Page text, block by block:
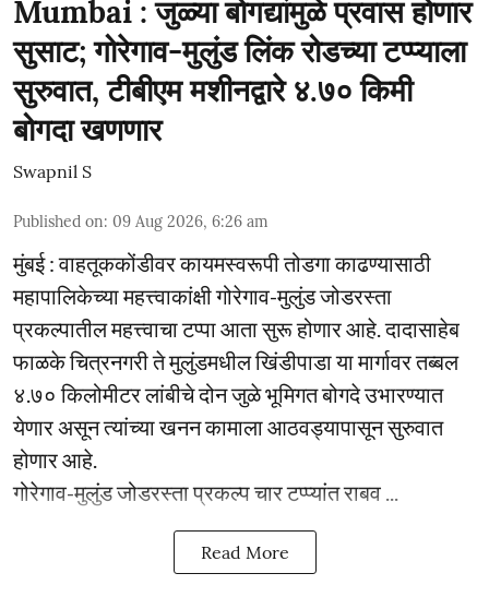
Mumbai : जुळ्या बोगद्यांमुळे प्रवास होणार
सुसाट; गोरेगाव-मुलुंड लिंक रोडच्या टप्प्याला
सुरुवात, टीबीएम मशीनद्वारे ४.७० किमी
बोगदा खणणार
Swapnil S
Published on: 09 Aug 2026, 6:26 am
मुंबई : वाहतूककोंडीवर कायमस्वरूपी तोडगा काढण्यासाठी
महापालिकेच्या महत्त्वाकांक्षी गोरेगाव-मुलुंड जोडरस्ता
प्रकल्पातील महत्त्वाचा टप्पा आता सुरू होणार आहे. दादासाहेब
फाळके चित्रनगरी ते मुलुंडमधील खिंडीपाडा या मार्गावर तब्बल
४.७० किलोमीटर लांबीचे दोन जुळे भूमिगत बोगदे उभारण्यात
येणार असून त्यांच्या खनन कामाला आठवड्यापासून सुरुवात
होणार आहे.
गोरेगाव-मुलुंड जोडरस्ता प्रकल्प चार टप्प्यांत राबव ...
Read More